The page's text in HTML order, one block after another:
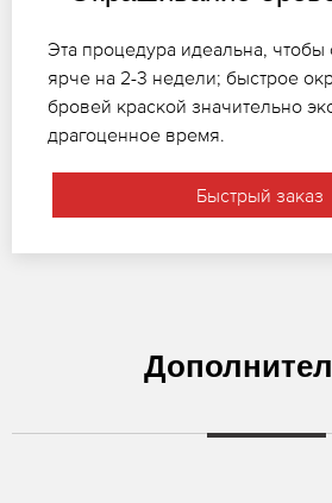
Эта процедура идеальна, чтобы
ярче на 2-3 недели; быстрое
бровей краской значительно
драгоценное время.
Быстрый заказ